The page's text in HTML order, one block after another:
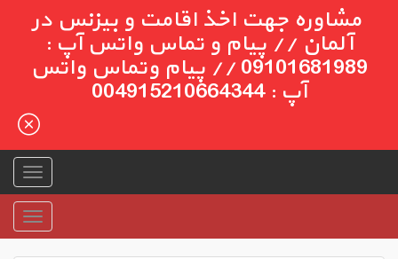
مشاوره جهت اخذ اقامت و بیزنس در
آلمان // پیام و تماس واتس آپ :
09101681989 // پیام وتماس واتس
آپ : 004915210664344